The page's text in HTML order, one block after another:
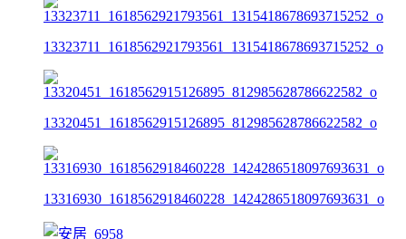
13323711_1618562921793561_1315418678693715252_o
13320451_1618562915126895_812985628786622582_o
13316930_1618562918460228_1424286518097693631_o